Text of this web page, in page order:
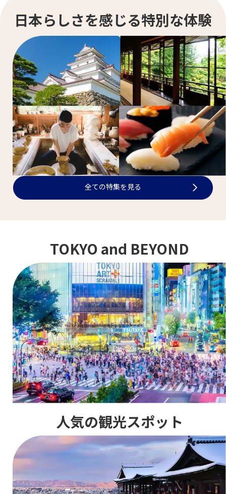
日本らしさを感じる特別な体験
全ての特集を見る
TOKYO and BEYOND
人気の観光スポット